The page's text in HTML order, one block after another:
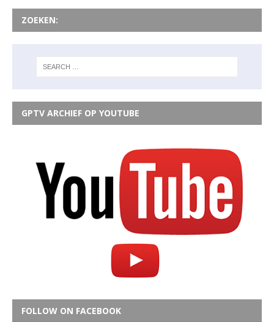
ZOEKEN:
GPTV ARCHIEF OP YOUTUBE
FOLLOW ON FACEBOOK